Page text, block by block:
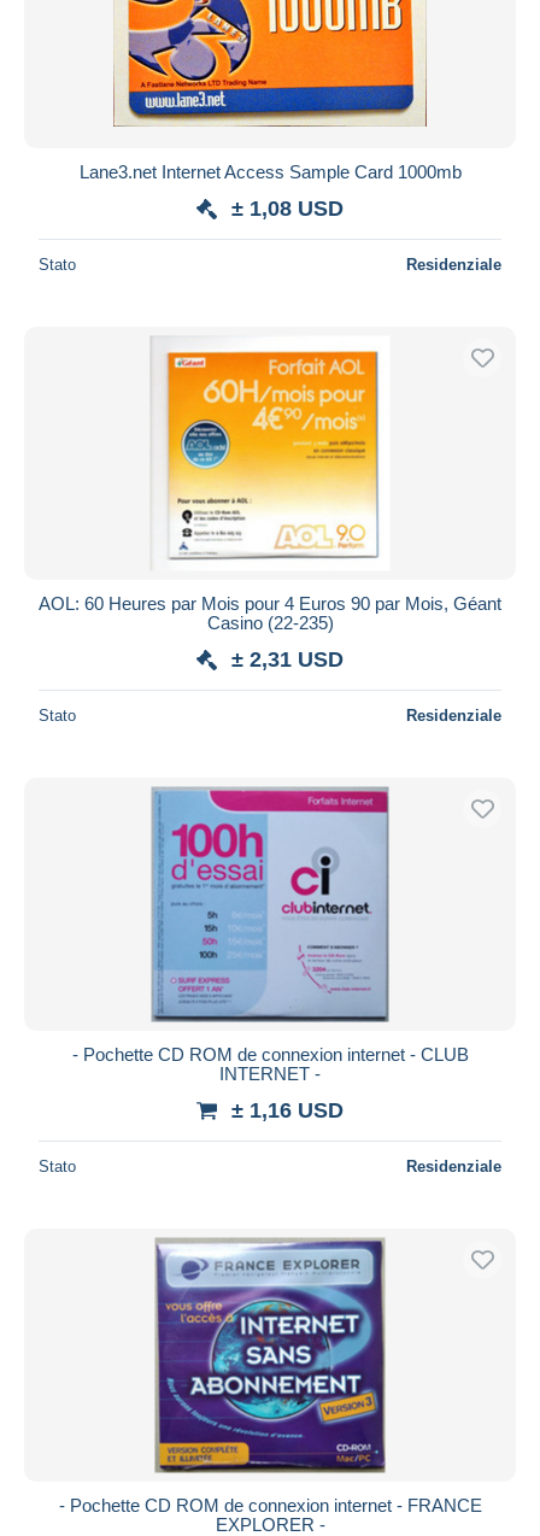
Lane3.net Internet Access Sample Card 1000mb
± 1,08 USD
Stato Residenziale
AOL: 60 Heures par Mois pour 4 Euros 90 par Mois, Géant
Casino (22-235)
± 2,31 USD
Stato Residenziale
- Pochette CD ROM de connexion internet - CLUB
INTERNET -
± 1,16 USD
Stato Residenziale
- Pochette CD ROM de connexion internet - FRANCE
EXPLORER -